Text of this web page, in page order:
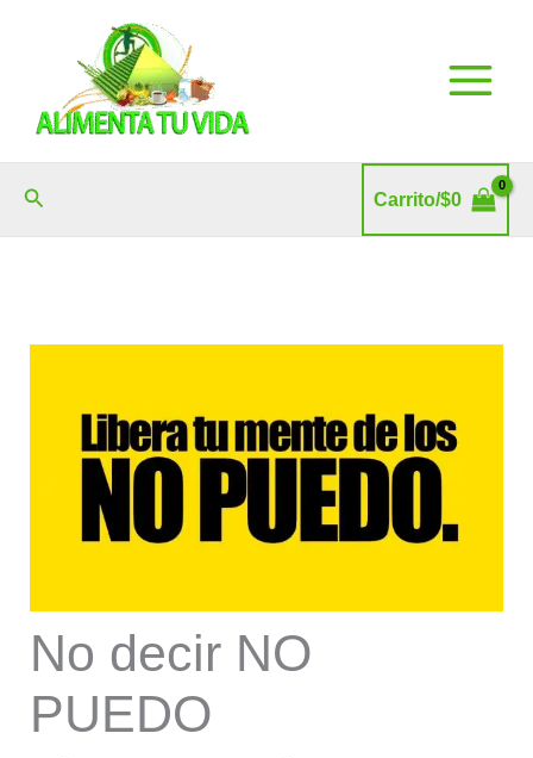
Buscar Carrito/$0
No decir NO
PUEDO